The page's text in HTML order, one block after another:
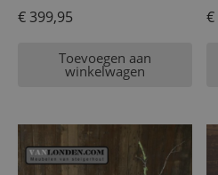
€399,95
Toevoegen aan
winkelwagen
€